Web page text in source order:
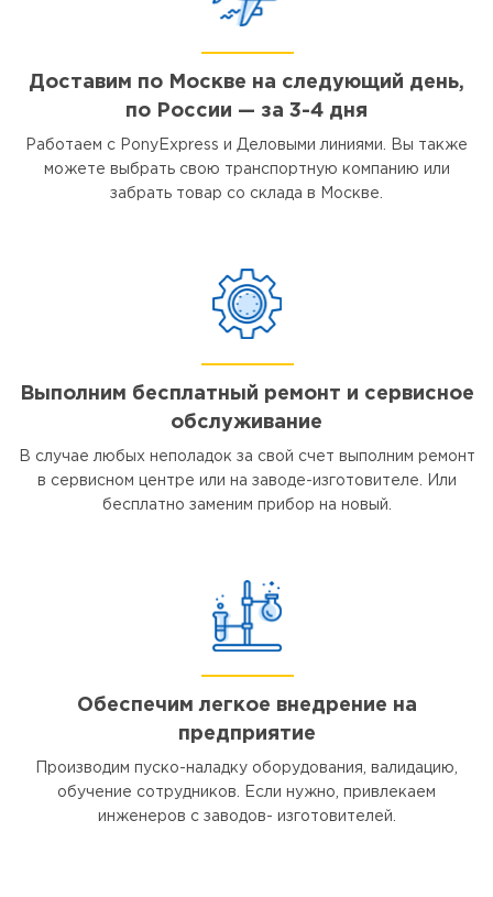
Доставим по Москве на следующий день,
по России — за 3-4 дня
Работаем с PonyExpress и Деловыми линиями. Вы также
можете выбрать свою транспортную компанию или
забрать товар со склада в Москве.
Выполним бесплатный ремонт и сервисное
обслуживание
В случае любых неполадок за свой счет выполним ремонт
в сервисном центре или на заводе-изготовителе. Или
бесплатно заменим прибор на новый.
Обеспечим легкое внедрение на
предприятие
Производим пуско-наладку оборудования, валидацию,
обучение сотрудников. Если нужно, привлекаем
инженеров с заводов- изготовителей.